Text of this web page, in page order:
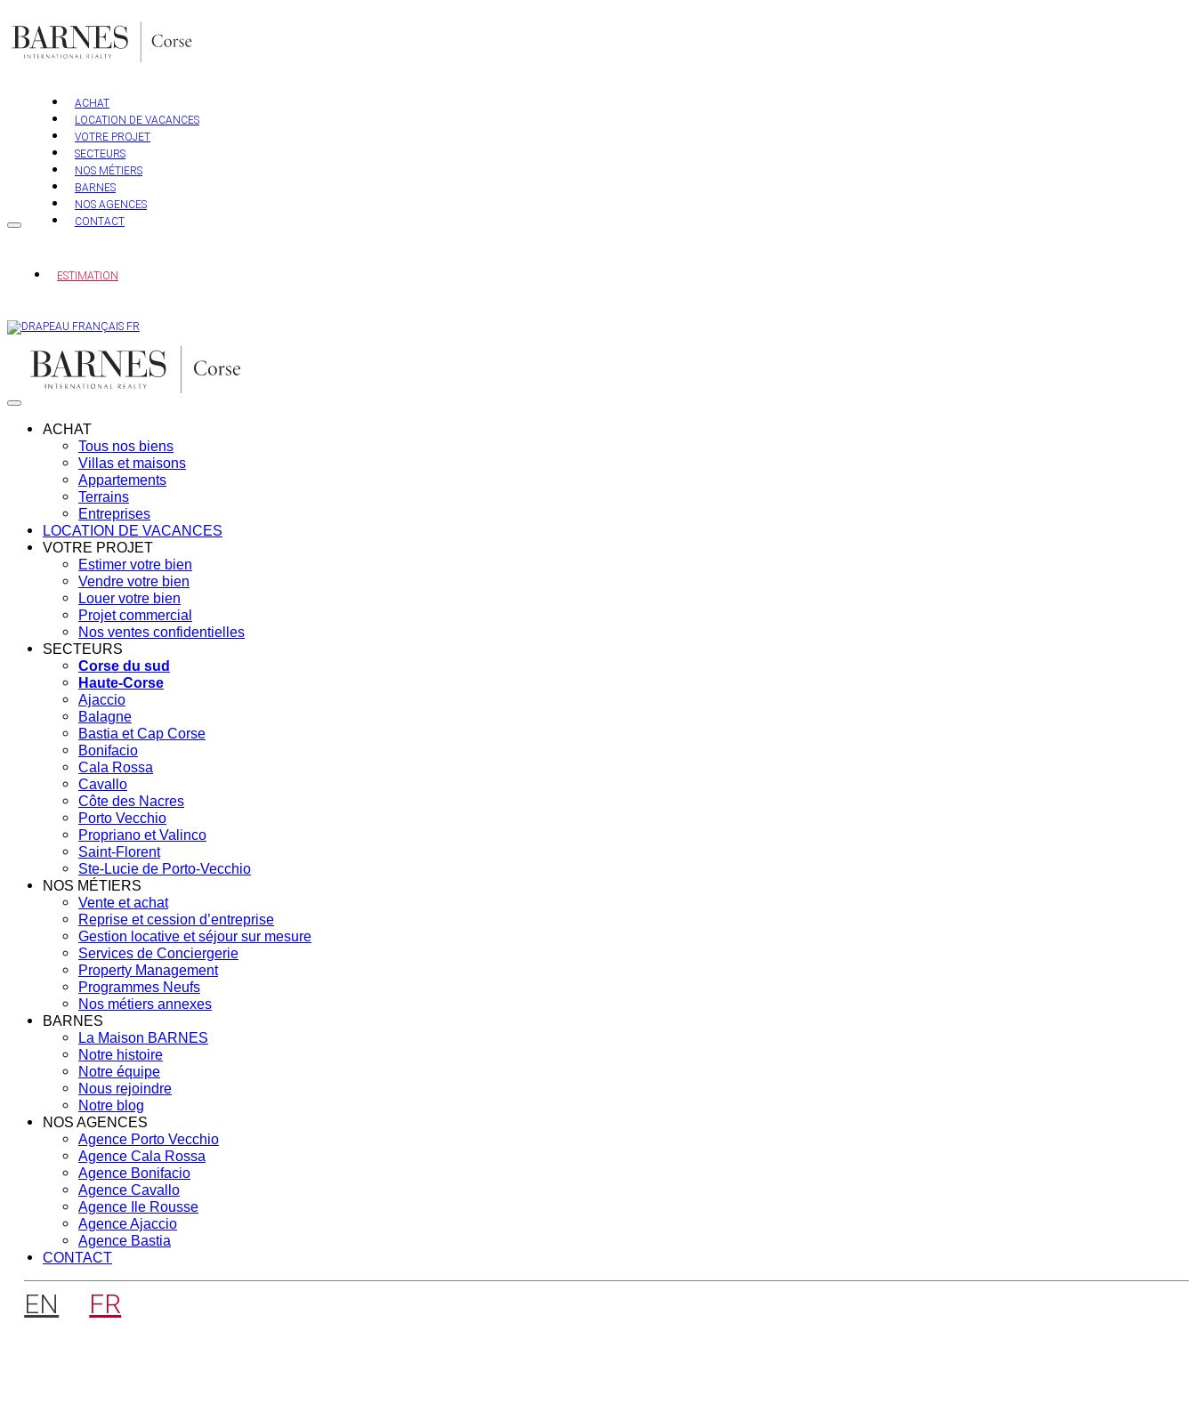
au
contenu
ACHAT
LOCATION DE VACANCES
VOTRE PROJET
SECTEURS
NOS MÉTIERS
BARNES
NOS AGENCES
CONTACT
ESTIMATION
FR
ACHAT
Tous nos biens
Villas et maisons
Appartements
Terrains
Entreprises
LOCATION DE VACANCES
VOTRE PROJET
Estimer votre bien
Vendre votre bien
Louer votre bien
Projet commercial
Nos ventes confidentielles
SECTEURS
Corse du sud
Haute-Corse
Ajaccio
Balagne
Bastia et Cap Corse
Bonifacio
Cala Rossa
Cavallo
Côte des Nacres
Porto Vecchio
Propriano et Valinco
Saint-Florent
Ste-Lucie de Porto-Vecchio
NOS MÉTIERS
Vente et achat
Reprise et cession d’entreprise
Gestion locative et séjour sur mesure
Services de Conciergerie
Property Management
Programmes Neufs
Nos métiers annexes
BARNES
La Maison BARNES
Notre histoire
Notre équipe
Nous rejoindre
Notre blog
NOS AGENCES
Agence Porto Vecchio
Agence Cala Rossa
Agence Bonifacio
Agence Cavallo
Agence Ile Rousse
Agence Ajaccio
Agence Bastia
CONTACT
EN FR